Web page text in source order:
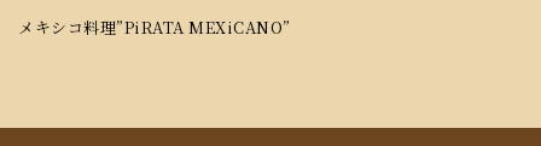
メキシコ料理”PiRATA MEXiCANO”